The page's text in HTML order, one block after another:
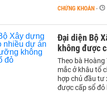
CHỨNG KHOÁN -
Đại diện Bộ
không được
Theo bà
mắc ở khâu tổ
hợp chủ đầu
được cấp sổ đỏ